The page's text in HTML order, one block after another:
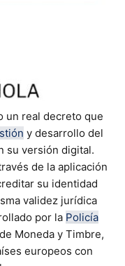
un real decreto que
y desarrollo del
su versión digital.
de la aplicación
su identidad
validez jurídica
por la Policía
Moneda y Timbre,
europeos con